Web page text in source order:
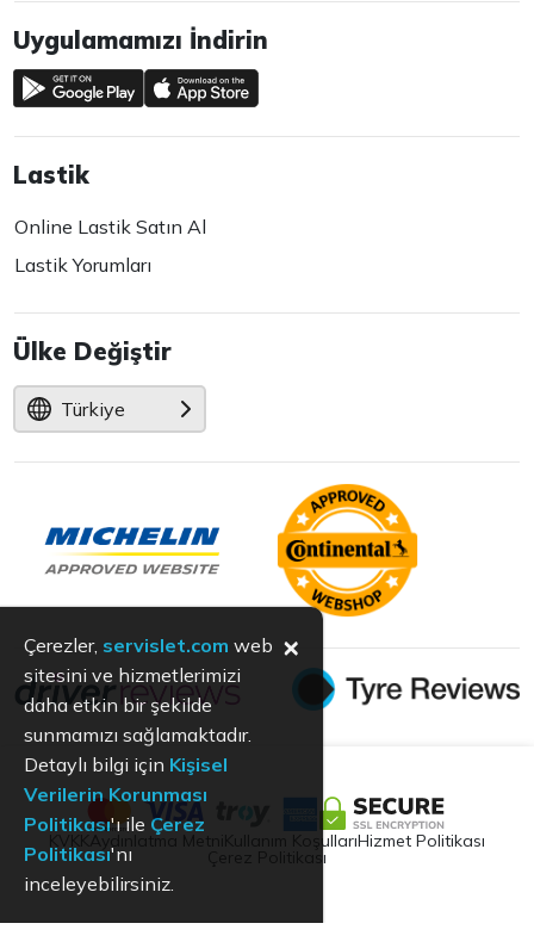
Uygulamamızı İndirin
Lastik
Online Lastik Satın Al
Lastik Yorumları
Ülke Değiştir
Türkiye
Aydınlatma Metni Kullanım KoşullarıHizmet Politikası
Çerez Politikası
Çerezler, servislet.com web
sitesini ve hizmetlerimizi
daha etkin bir şekilde
sunmamızı sağlamaktadır.
Detaylı bilgi için Kişisel
Verilerin Korunması
Politikası'ı ile Çerez
Politikası'nı
inceleyebilirsiniz.
×